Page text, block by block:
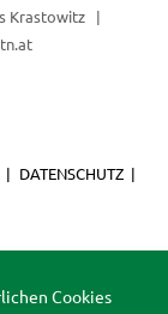
Krastowitz
DATENSCHUTZ
Cookies